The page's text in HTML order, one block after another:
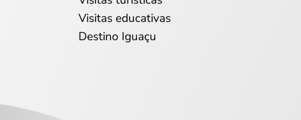
Visitas educativas
Destino Iguaçu